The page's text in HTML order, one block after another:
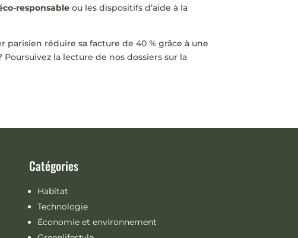
responsable ou les dispositifs d’aide à la
réduire sa facture de 40 % grâce à une
la lecture de nos dossiers sur la
Catégories
Habitat
Technologie
Économie et environnement